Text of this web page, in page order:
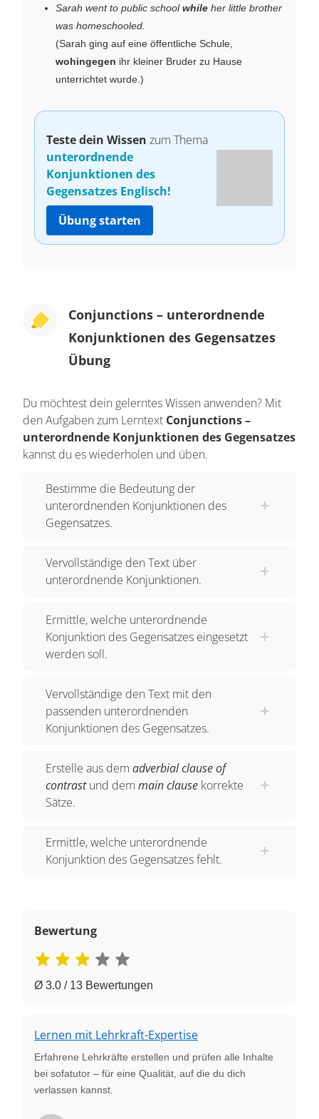
Sarah went to public schoolwhile her little brother
was homeschooled.
(Sarah ging auf eine öffentliche Schule,
wohingegen ihr kleiner Bruder zu Hause
unterrichtet wurde.)
Teste dein Wissen zum Thema
unterordnende
Konjunktionen des
Gegensatzes Englisch!
Übung starten
Conjunctions – unterordnende
Konjunktionen des Gegensatzes
Übung
Du möchtest dein gelerntes Wissen anwenden? Mit
den Aufgaben zum Lerntext Conjunctions –
unterordnende Konjunktionen des Gegensatzes
kannst du es wiederholen und üben.
Bestimme die Bedeutung der
unterordnenden Konjunktionen des
Gegensatzes.
Vervollständige den Text über
unterordnende Konjunktionen.
Ermittle, welche unterordnende
Konjunktion des Gegensatzes eingesetzt
werden soll.
Vervollständige den Text mit den
passenden unterordnenden
Konjunktionen des Gegensatzes.
Erstelle aus dem adverbial clause of
contrastund dem main clause korrekte
Sätze.
Ermittle, welche unterordnende
Konjunktion des Gegensatzes fehlt.
Bewertung
Ø 3.0 / 13 Bewertungen
Lernen mit Lehrkraft-Expertise
Erfahrene Lehrkräfte erstellen und prüfen alle Inhalte
bei sofatutor – für eine Qualität, auf die du dich
verlassen kannst.